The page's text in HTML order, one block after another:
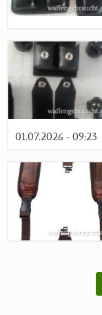
01.07.2026 - 09:23